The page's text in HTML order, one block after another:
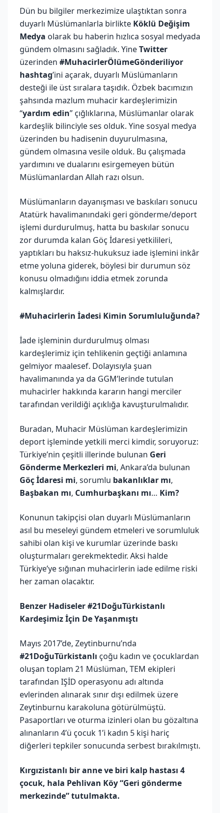
Dün bu bilgiler merkezimize ulaştıktan sonra
duyarlı Müslümanlarla birlikte Köklü Değişim
Medya olarak bu haberin hızlıca sosyal medyada
gündem olmasını sağladık. YineTwitter
üzerinden #MuhacirlerÖlümeGönderiliyor
hashtag’ini açarak, duyarlı Müslümanların
desteği ile üst sıralara taşıdık. Özbek bacımızın
şahsında mazlum muhacir kardeşlerimizin
“yardım edin” çığlıklarına, Müslümanlar olarak
kardeşlik bilinciyle ses olduk. Yine sosyal medya
üzerinden bu hadisenin duyurulmasına,
gündem olmasına vesile olduk. Bu çalışmada
yardımını ve dualarını esirgemeyen bütün
Müslümanlardan Allah razı olsun.
Müslümanların dayanışması ve baskıları sonucu
Atatürk havalimanındaki geri gönderme/deport
işlemi durdurulmuş, hatta bu baskılar sonucu
zor durumda kalan Göç İdaresi yetkilileri,
yaptıkları bu haksız-hukuksuz iade işlemini inkâr
etme yoluna giderek, böylesi bir durumun söz
konusu olmadığını iddia etmek zorunda
kalmışlardır.
#Muhacirlerin İadesi Kimin Sorumluluğunda?
İade işleminin durdurulmuş olması
kardeşlerimiz için tehlikenin geçtiği anlamına
gelmiyor maalesef. Dolayısıyla şuan
havalimanında ya da GGM’lerinde tutulan
muhacirler hakkında kararın hangi merciler
tarafından verildiği açıklığa kavuşturulmalıdır.
Buradan, Muhacir Müslüman kardeşlerimizin
deport işleminde yetkili merci kimdir, soruyoruz:
Türkiye’nin çeşitli illerinde bulunan Geri
Gönderme Merkezleri mi, Ankara’da bulunan
Göç İdaresi mi, sorumlu bakanlıklar mı,
Başbakan mı, Cumhurbaşkanı mı… Kim?
Konunun takipçisi olan duyarlı Müslümanların
asıl bu meseleyi gündem etmeleri ve sorumluluk
sahibi olan kişi ve kurumlar üzerinde baskı
oluşturmaları gerekmektedir. Aksi halde
Türkiye’ye sığınan muhacirlerin iade edilme riski
her zaman olacaktır.
Benzer Hadiseler #21DoğuTürkistanlı
Kardeşimiz İçin De Yaşanmıştı
Mayıs 2017’de, Zeytinburnu’nda
#21DoğuTürkistanlı çoğu kadın ve çocuklardan
oluşan toplam 21 Müslüman, TEM ekipleri
tarafından IŞİD operasyonu adı altında
evlerinden alınarak sınır dışı edilmek üzere
Zeytinburnu karakoluna götürülmüştü.
Pasaportları ve oturma izinleri olan bu gözaltına
alınanların 4’ü çocuk 1’i kadın 5 kişi hariç
diğerleri tepkiler sonucunda serbest bırakılmıştı.
Kırgızistanlı bir anne ve biri kalp hastası 4
çocuk, hala Pehlivan Köy “Geri gönderme
merkezinde” tutulmakta.